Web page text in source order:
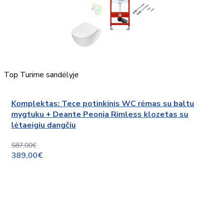
Top Turime sandėlyje
Komplektas: Tece potinkinis WC rėmas su baltu
mygtuku + Deante Peonia Rimless klozetas su
lėtaeigiu dangčiu
587,00€
389,00€